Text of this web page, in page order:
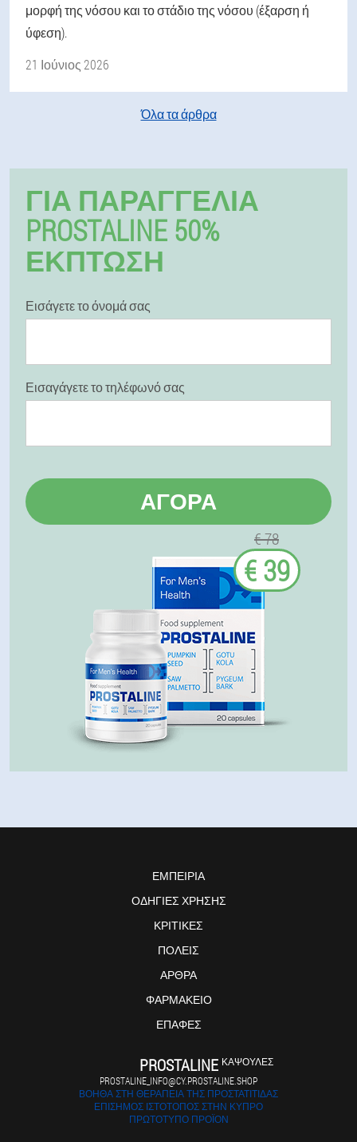
μορφή της νόσου και το στάδιο της νόσου (έξαρση ή
ύφεση).
21 Ιούνιος 2026
Όλα τα άρθρα
ΓΙΑ ΠΑΡΑΓΓΕΛΊΑ
PROSTALINE 50%
ΕΚΠΤΩΣΗ
Εισάγετε το όνομά σας
Εισαγάγετε το τηλέφωνό σας
ΑΓΟΡΆ
€ 78
€ 39
ΕΜΠΕΙΡΊΑ
ΟΔΗΓΊΕΣ ΧΡΉΣΗΣ
ΚΡΙΤΙΚΈΣ
ΠΌΛΕΙΣ
ΆΡΘΡΑ
ΦΑΡΜΑΚΕΊΟ
ΕΠΑΦΈΣ
PROSTALINE ΚΆΨΟΥΛΕΣ
PROSTALINE_INFO@CY.PROSTALINE.SHOP
ΒΟΗΘΆ ΣΤΗ ΘΕΡΑΠΕΊΑ ΤΗΣ ΠΡΟΣΤΑΤΊΤΙΔΑΣ
ΕΠΊΣΗΜΟΣ ΙΣΤΌΤΟΠΟΣ ΣΤΗΝ ΚΎΠΡΟ
ΠΡΩΤΌΤΥΠΟ ΠΡΟΪΌΝ